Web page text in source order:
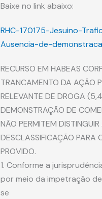
Baixe no link abaixo:
RHC-170175-Jesuino-
Ausencia-de-
RECURSO EM HABEAS
TRANCAMENTO DA AÇÃO
RELEVANTE DE DROGA
DEMONSTRAÇÃO DE
NÃO PERMITEM
DESCLASSIFICAÇÃO PARA
PROVIDO.
1. Conforme a
por meio da impetração
se